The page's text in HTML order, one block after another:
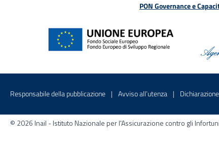
PON Governance e
Menu di servizio
Responsabile della pubblicazione Sito interno - Apre in una nuova
Avviso all’utenza Sito interno -
© 2026 Inail - Istituto Nazionale per l'Assicurazione contro gli